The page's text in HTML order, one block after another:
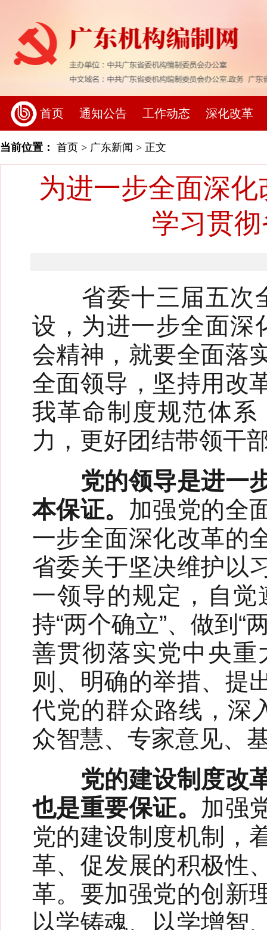
首页 通知公告 工作动态 深化改革
当前位置： 首页 > 广东新闻 > 正文
为进一步全面深
学习贯
省委十三届五次全
设，为进一步全面深
会精神，就要全面落
全面领导，坚持用改
我革命制度规范体
力，更好团结带领干
党的领导是进一步
本保证。 加强党的全
一步全面深化改革的
省委关于坚决维护以
一领导的规定，自
持“两个确立”、做到“
善贯彻落实党中央
则、明确的举措、提
代党的群众路线，深
众智慧、专家意见、
党的建设制度改革
也是重要保证。 加强
党的建设制度机制，
革、促发展的积极性
革。要加强党的创新
以学铸魂、以学增智